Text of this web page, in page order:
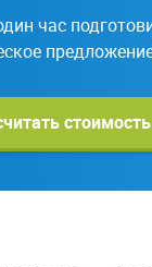
час
стоимость